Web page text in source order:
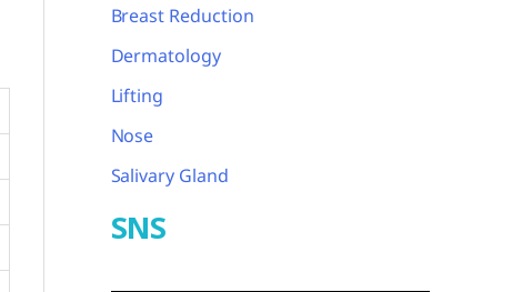
Breast Reduction
Dermatology
Lifting
Nose
Salivary Gland
SNS